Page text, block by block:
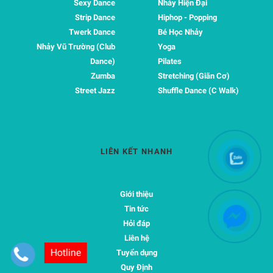
Sexy Dance
Strip Dance
Twerk Dance
Nhảy Vũ Trường (Club
Dance)
Zumba
Street Jazz
Nhảy Hiện Đại
Hiphop - Popping
Bé Học Nhảy
Yoga
Pilates
Stretching (Giãn Cơ)
Shuffle Dance (C Walk)
LIÊN KẾT NHANH
Giới thiệu
Tin tức
Hỏi đáp
Liên hệ
Tuyển dụng
Quy Định
Hotline